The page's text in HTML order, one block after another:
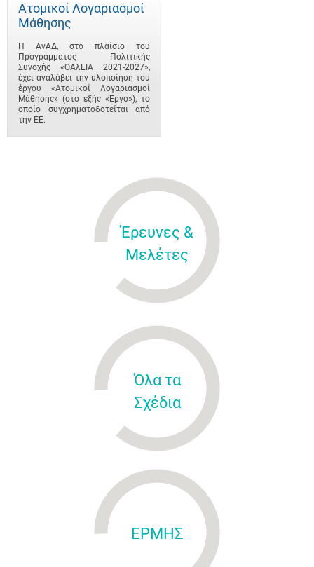
Ατομικοί Λογαριασμοί
Μάθησης
Η ΑνΑΔ, στο πλαίσιο του
Προγράμματος Πολιτικής
Συνοχής «ΘΑλΕΙΑ 2021-2027»,
έχει αναλάβει την υλοποίηση του
έργου «Ατομικοί Λογαριασμοί
Μάθησης» (στο εξής «Έργο»), το
οποίο συγχρηματοδοτείται από
την ΕΕ.
Έρευνες &
Μελέτες
Όλα τα
Σχέδια
ΕΡΜΗΣ